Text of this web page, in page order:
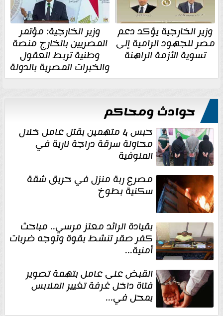
وزير الخارجية يؤكد دعم
مصر للجهود الرامية إلى
تسوية الأزمة الراهنة
وزير الخارجية: مؤتمر
المصريين بالخارج منصة
وطنية تربط العقول
والخبرات المصرية بالدولة
حوادث ومحاكم
حبس 4 متهمين بقتل عامل خلال
محاولة سرقة دراجة نارية في
المنوفية
مصرع ربة منزل في حريق شقة
سكنية بطوخ
بقيادة الرائد معتز مرسي.. مباحث
كفر صقر تنشط بقوة وتوجه ضربات
أمنية...
القبض على عامل بتهمة تصوير
فتاة داخل غرفة تغيير الملابس
بمحل في...